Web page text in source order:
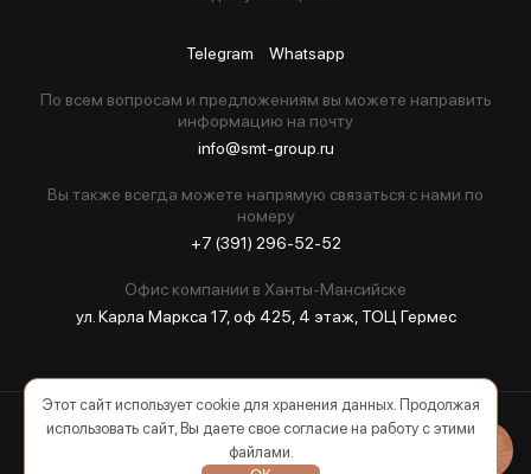
Telegram Whatsapp
По всем вопросам и предложениям вы можете направить
информацию на почту
info@smt-group.ru
Вы также всегда можете напрямую связаться с нами по
номеру
+7 (391) 296-52-52
Офис компании в Ханты-Мансийске
ул. Карла Маркса 17, оф 425, 4 этаж, ТОЦ Гермес
2026 © Все права защищены
Этот сайт использует cookie для хранения данных. Продолжая
использовать сайт, Вы даете свое согласие на работу с этими
файлами.